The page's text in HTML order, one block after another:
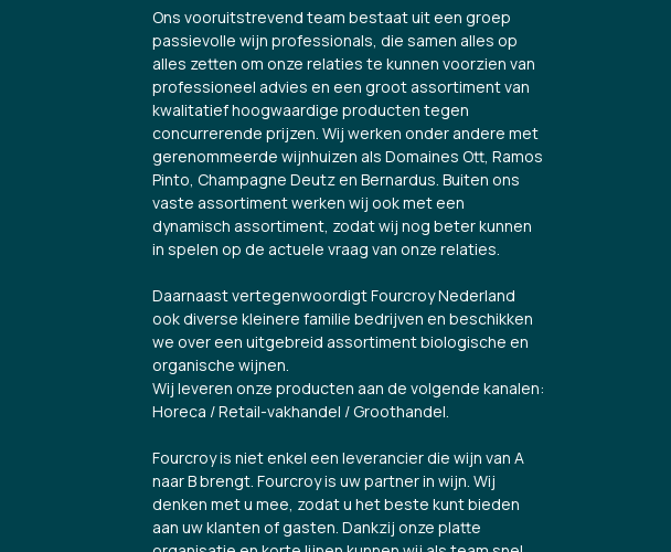
Ons vooruitstrevend team bestaat uit een groep
passievolle wijn professionals, die samen alles op
alles zetten om onze relaties te kunnen voorzien van
professioneel advies en een groot assortiment van
kwalitatief hoogwaardige producten tegen
concurrerende prijzen. Wij werken onder andere met
gerenommeerde wijnhuizen als Domaines Ott, Ramos
Pinto, Champagne Deutz en Bernardus. Buiten ons
vaste assortiment werken wij ook met een
dynamisch assortiment, zodat wij nog beter kunnen
in spelen op de actuele vraag van onze relaties.
Daarnaast vertegenwoordigt Fourcroy Nederland
ook diverse kleinere familie bedrijven en beschikken
we over een uitgebreid assortiment biologische en
organische wijnen.
Wij leveren onze producten aan de volgende kanalen:
Horeca / Retail-vakhandel / Groothandel.
Fourcroy is niet enkel een leverancier die wijn van A
naar B brengt. Fourcroy is uw partner in wijn. Wij
denken met u mee, zodat u het beste kunt bieden
aan uw klanten of gasten. Dankzij onze platte